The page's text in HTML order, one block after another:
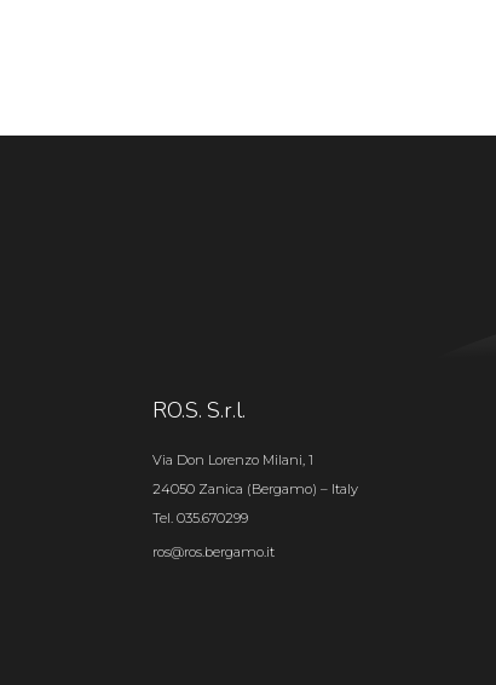
RO.S. S.r.l.
Via Don Lorenzo Milani, 1
24050 Zanica (Bergamo) – Italy
Tel. 035.670299
ros@ros.bergamo.it